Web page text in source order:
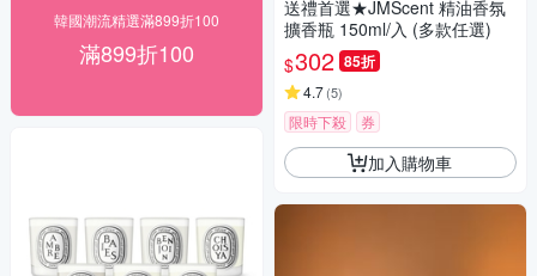
韓國潮流精選滿899折100
滿899折100
送禮首選★JMScent 精油香氛
擴香瓶 150ml/入 (多款任選)
$302 85折
4.7(5)
限時下殺 券
加入購物車